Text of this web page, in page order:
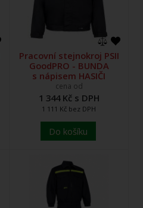
Pracovní stejnokroj PSII
GoodPRO - BUNDA
s nápisem HASIČI
cena od
1 344 Kč s DPH
1 111 Kč bez DPH
Do košíku